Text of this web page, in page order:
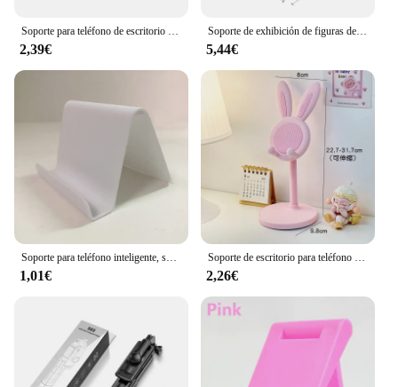
Soporte para teléfono de escritorio Soporte para teléfono móvil Soporte para teléfono celular con altura de ángulo ajustable Universal para todos los teléfonos inteligentes
2,39€
Soporte de exhibición de figuras de acción, Base de montaje de 3/5/10/20 piezas, modelo de muñeca Compatible con HG RG SD SHF Gundam 1/144, juguete
5,44€
Soporte para teléfono inteligente, soporte para tableta, escritorio, soporte para teléfono móvil, soporte para teléfono portátil para IPhone 14 13
1,01€
Soporte de escritorio para teléfono móvil, base ajustable de mesa de dibujos animados de conejo, color rosa, para iPhone 13, 14, Samsung
2,26€